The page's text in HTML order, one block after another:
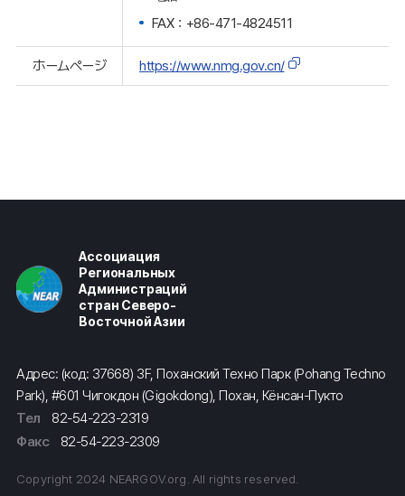
FAX：+86-471-4824511
ホームページ https://www.nmg.gov.cn/
Ассоциация
Региональных
Администраций
стран Северо-
Восточной Азии
Адрес: (код: 37668) 3F, Поханский Техно Парк (Pohang Techno
Park), #601 Чигокдон (Gigokdong), Похан, Кёнсан-Пукто
Тел
82-54-223-2319
Факс
82-54-223-2309
Copyright 2024 NEARGOV.org. All rights reserved.